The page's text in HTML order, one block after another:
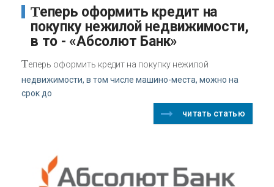
Теперь оформить кредит на
покупку нежилой недвижимости,
в то - «Абсолют Банк»
Теперь оформить кредит на покупку нежилой
недвижимости, в том числе машино-места, можно на
срок до
читать статью